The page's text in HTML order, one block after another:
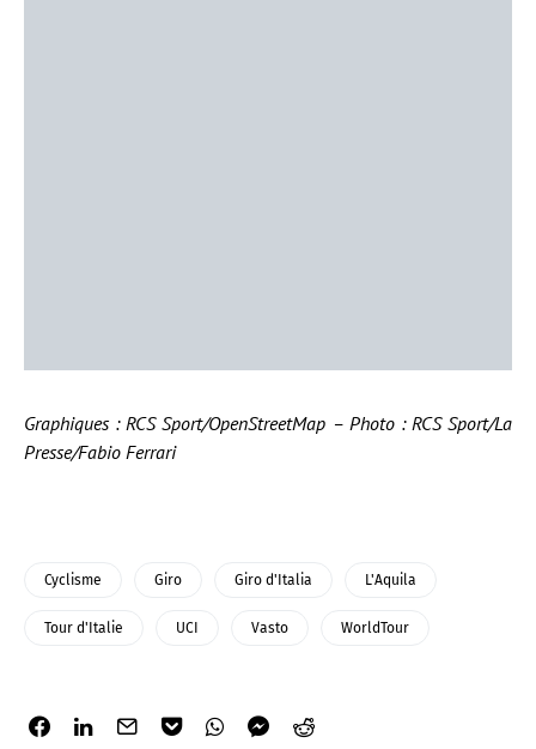
Graphiques : RCS Sport/OpenStreetMap – Photo : RCS Sport/La
Presse/Fabio Ferrari
Cyclisme Giro Giro d'Italia L'Aquila
Tour d'Italie UCI Vasto WorldTour